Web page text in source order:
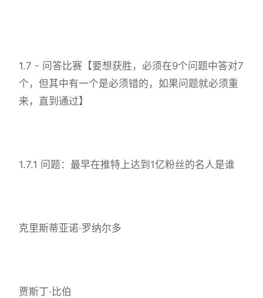
1.7 - 问答比赛【要想获胜，必须在9个问题中答对7
个，但其中有一个是必须错的，如果问题就必须重
来，直到通过】
1.7.1 问题：最早在推特上达到1亿粉丝的名人是谁
克里斯蒂亚诺·罗纳尔多
贾斯丁·比伯